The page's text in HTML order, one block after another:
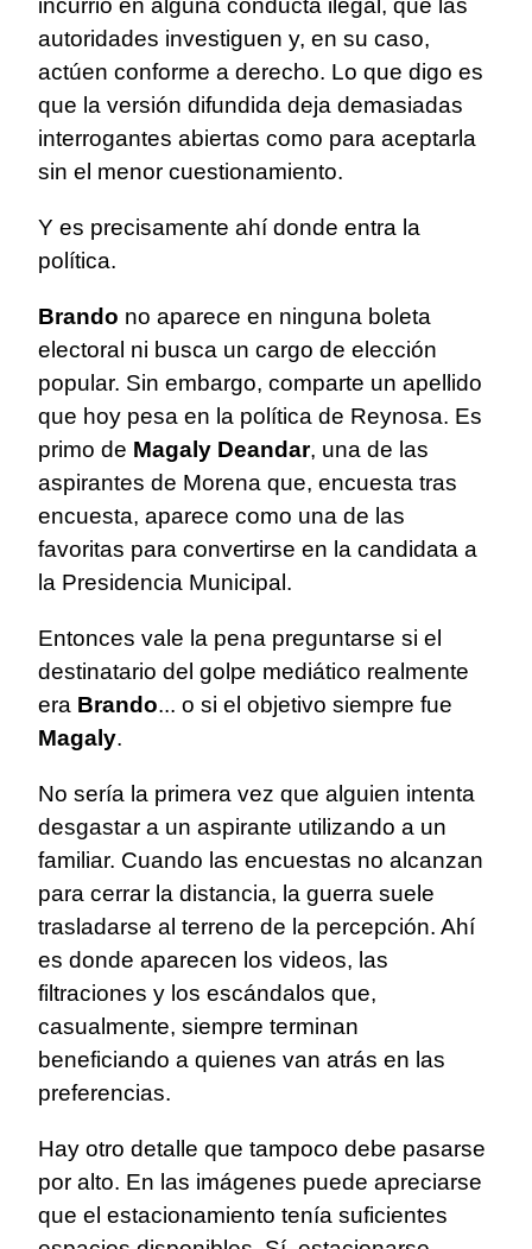
incurrió en alguna conducta ilegal, que las
autoridades investiguen y, en su caso,
actúen conforme a derecho. Lo que digo es
que la versión difundida deja demasiadas
interrogantes abiertas como para aceptarla
sin el menor cuestionamiento.
Y es precisamente ahí donde entra la
política.
Brando no aparece en ninguna boleta
electoral ni busca un cargo de elección
popular. Sin embargo, comparte un apellido
que hoy pesa en la política de Reynosa. Es
primo de Magaly Deandar, una de las
aspirantes de Morena que, encuesta tras
encuesta, aparece como una de las
favoritas para convertirse en la candidata a
la Presidencia Municipal.
Entonces vale la pena preguntarse si el
destinatario del golpe mediático realmente
era Brando... o si el objetivo siempre fue
Magaly.
No sería la primera vez que alguien intenta
desgastar a un aspirante utilizando a un
familiar. Cuando las encuestas no alcanzan
para cerrar la distancia, la guerra suele
trasladarse al terreno de la percepción. Ahí
es donde aparecen los videos, las
filtraciones y los escándalos que,
casualmente, siempre terminan
beneficiando a quienes van atrás en las
preferencias.
Hay otro detalle que tampoco debe pasarse
por alto. En las imágenes puede apreciarse
que el estacionamiento tenía suficientes